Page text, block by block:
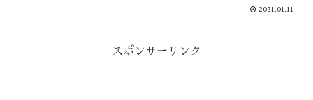
で外は吹雪模様になっていた。更にその
2021.01.11
スポンサーリンク